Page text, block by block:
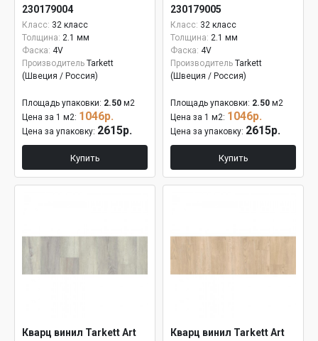
230179004
Класс: 32 класс
Толщина: 2.1 мм
Фаска: 4V
Производитель Tarkett
(Швеция / Россия)
Площадь упаковки: 2.50 м2
Цена за 1 м2: 1046р.
Цена за упаковку: 2615р.
Купить
230179005
Класс: 32 класс
Толщина: 2.1 мм
Фаска: 4V
Производитель Tarkett
(Швеция / Россия)
Площадь упаковки: 2.50 м2
Цена за 1 м2: 1046р.
Цена за упаковку: 2615р.
Купить
Кварц винил Tarkett Art
Кварц винил Tarkett Art